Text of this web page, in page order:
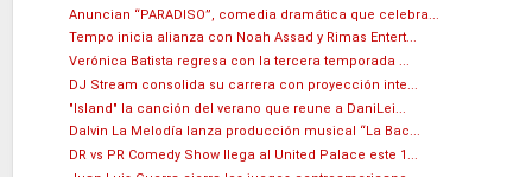
Anuncian “PARADISO”, comedia dramática que celebra...
Tempo inicia alianza con Noah Assad y Rimas Entert...
Verónica Batista regresa con la tercera temporada ...
DJ Stream consolida su carrera con proyección inte...
"Island" la canción del verano que reune a DaniLei...
Dalvin La Melodía lanza producción musical “La Bac...
DR vs PR Comedy Show llega al United Palace este 1...